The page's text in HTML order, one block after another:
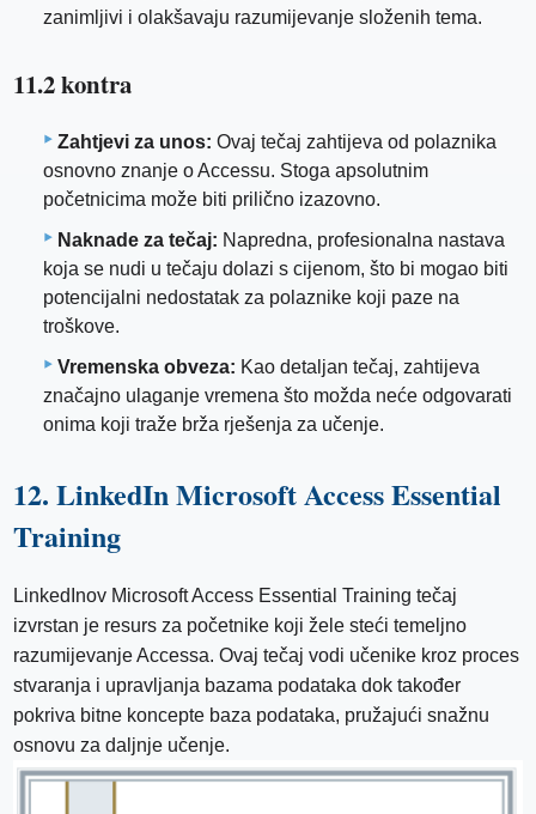
zanimljivi i olakšavaju razumijevanje složenih tema.
11.2 kontra
Zahtjevi za unos: Ovaj tečaj zahtijeva od polaznika
osnovno znanje o Accessu. Stoga apsolutnim
početnicima može biti prilično izazovno.
Naknade za tečaj: Napredna, profesionalna nastava
koja se nudi u tečaju dolazi s cijenom, što bi mogao biti
potencijalni nedostatak za polaznike koji paze na
troškove.
Vremenska obveza: Kao detaljan tečaj, zahtijeva
značajno ulaganje vremena što možda neće odgovarati
onima koji traže brža rješenja za učenje.
12. LinkedIn Microsoft Access Essential
Training
LinkedInov Microsoft Access Essential Training tečaj
izvrstan je resurs za početnike koji žele steći temeljno
razumijevanje Accessa. Ovaj tečaj vodi učenike kroz proces
stvaranja i upravljanja bazama podataka dok također
pokriva bitne koncepte baza podataka, pružajući snažnu
osnovu za daljnje učenje.